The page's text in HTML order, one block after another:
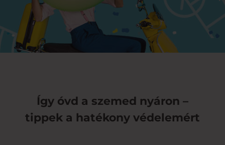
Így óvd a szemed nyáron –
tippek a hatékony védelemért